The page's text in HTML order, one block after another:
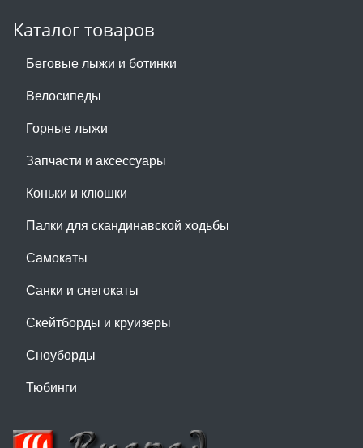
Каталог товаров
Беговые лыжи и ботинки
Велосипеды
Горные лыжи
Запчасти и аксессуары
Коньки и клюшки
Палки для скандинавской ходьбы
Самокаты
Санки и снегокаты
Скейтборды и круизеры
Сноуборды
Тюбинги